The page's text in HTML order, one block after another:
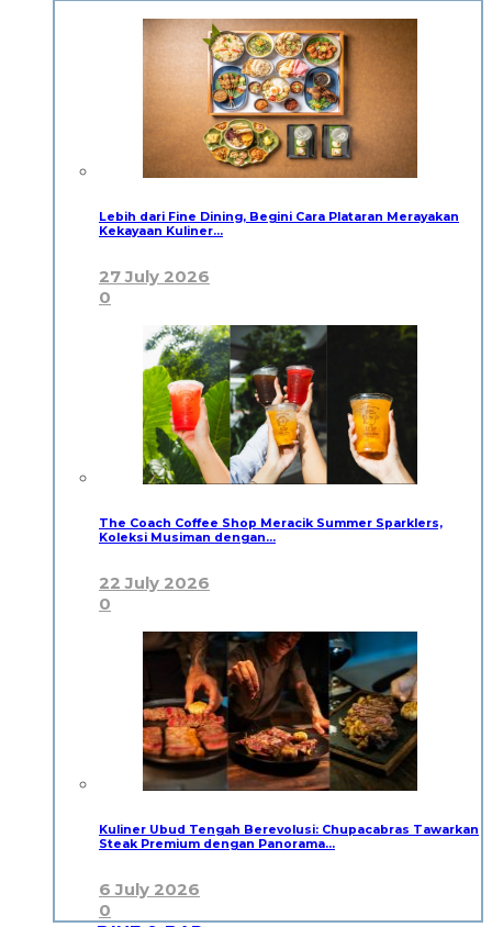
Lebih dari Fine Dining, Begini Cara Plataran Merayakan
Kekayaan Kuliner…
27 July 2026
0
The Coach Coffee Shop Meracik Summer Sparklers,
Koleksi Musiman dengan…
22 July 2026
0
Kuliner Ubud Tengah Berevolusi: Chupacabras Tawarkan
Steak Premium dengan Panorama…
6 July 2026
0